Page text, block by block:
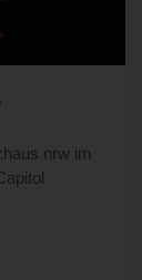
nrw im